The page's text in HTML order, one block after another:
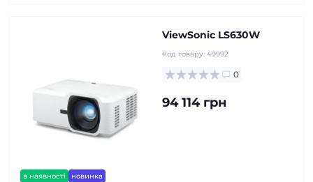
в наявності новинка
ViewSonic LS630W
Код товару: 49992
0
94 114 грн